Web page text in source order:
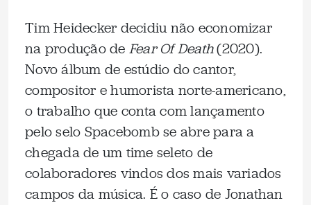
Tim Heidecker decidiu não economizar
na produção de Fear Of Death(2020).
Novo álbum de estúdio do cantor,
compositor e humorista norte-americano,
o trabalho que conta com lançamento
pelo selo Spacebomb se abre para a
chegada de um time seleto de
colaboradores vindos dos mais variados
campos da música. É o caso de Jonathan